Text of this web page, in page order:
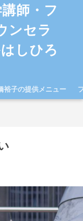
師・フ
ンセラ
しひろ
裕子の提供メニュー